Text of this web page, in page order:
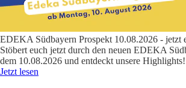
EDEKA Südbayern Prospekt 10.08.2026 - jetzt
Stöbert euch jetzt durch den neuen EDEKA
dem 10.08.2026 und entdeckt unsere Highlights!
Jetzt lesen